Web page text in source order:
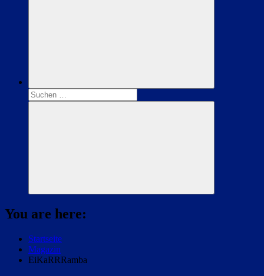
Suchen
nach:
Suchen
You are here:
Startseite
Magazin
EiKaRRRamba